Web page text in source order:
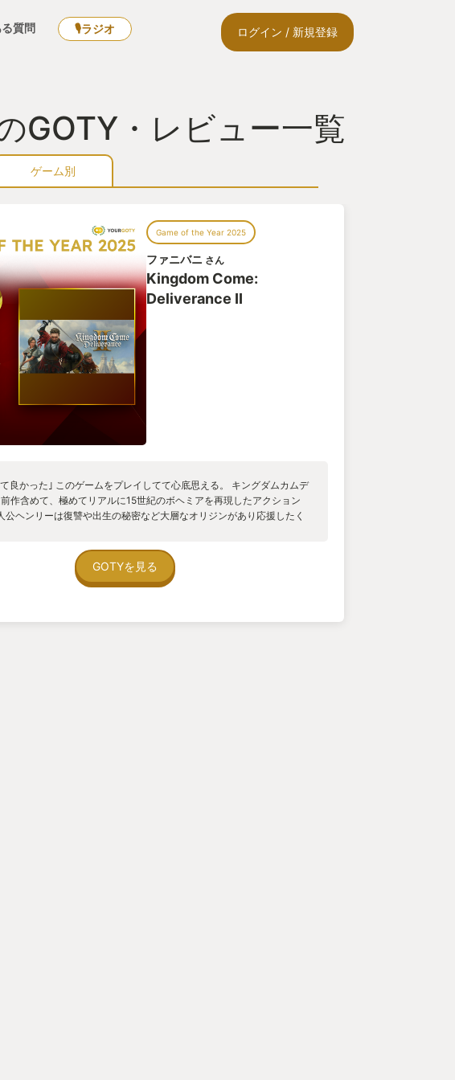
質問 🎙ラジオ ログイン / 新規登録
GOTY・レビュー一覧
ゲーム別
Game of the Year 2025
ファニバニ さん
Kingdom Come:
Deliverance II
良かった｣ このゲームをプレイしてて心底思える。 キングダムカムデ
作含めて、極めてリアルに15世紀のボヘミアを再現したアクション
公ヘンリーは復讐や出生の秘密など大層なオリジンがあり応援したく
はストーリーの部分だけではなく追い剥ぎとの戦闘ですら命懸け、2人
ほぼ勝てません。（私はしばらく森から出られず、薬草などで作った
ゲームの楽しいところ♪不意打ちしましょう、不利なら逃げましょう、
GOTYを見る